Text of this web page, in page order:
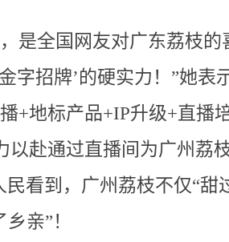
是全国网友对广东荔枝的
字招牌’的硬实力！”她表
+地标产品+IP升级+直播
以赴通过直播间为广州荔
民看到，广州荔枝不仅“甜
亲”！